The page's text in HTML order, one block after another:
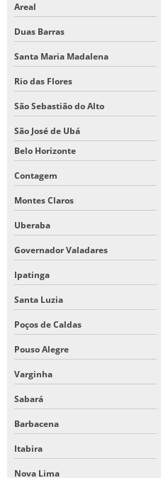
Areal
Duas Barras
Santa Maria Madalena
Rio das Flores
São Sebastião do Alto
São José de Ubá
Belo Horizonte
Contagem
Montes Claros
Uberaba
Governador Valadares
Ipatinga
Santa Luzia
Poços de Caldas
Pouso Alegre
Varginha
Sabará
Barbacena
Itabira
Nova Lima